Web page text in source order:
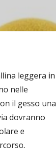
leggera in
nelle
il gesso una
dovranno
e